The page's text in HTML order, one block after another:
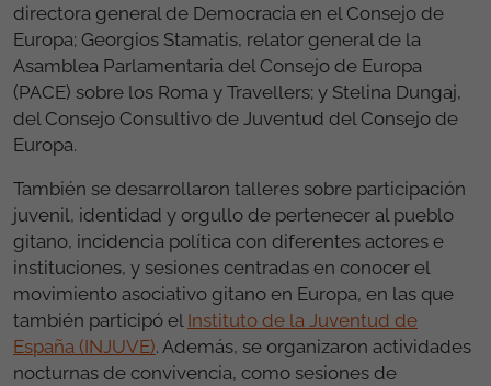
directora general de Democracia en el Consejo de
Europa; Georgios Stamatis, relator general de la
Asamblea Parlamentaria del Consejo de Europa
(PACE) sobre los Roma y Travellers; y Stelina Dungaj,
del Consejo Consultivo de Juventud del Consejo de
Europa.
También se desarrollaron talleres sobre participación
juvenil, identidad y orgullo de pertenecer al pueblo
gitano, incidencia política con diferentes actores e
instituciones, y sesiones centradas en conocer el
movimiento asociativo gitano en Europa, en las que
también participó el Instituto de la Juventud de
España (INJUVE). Además, se organizaron actividades
nocturnas de convivencia, como sesiones de